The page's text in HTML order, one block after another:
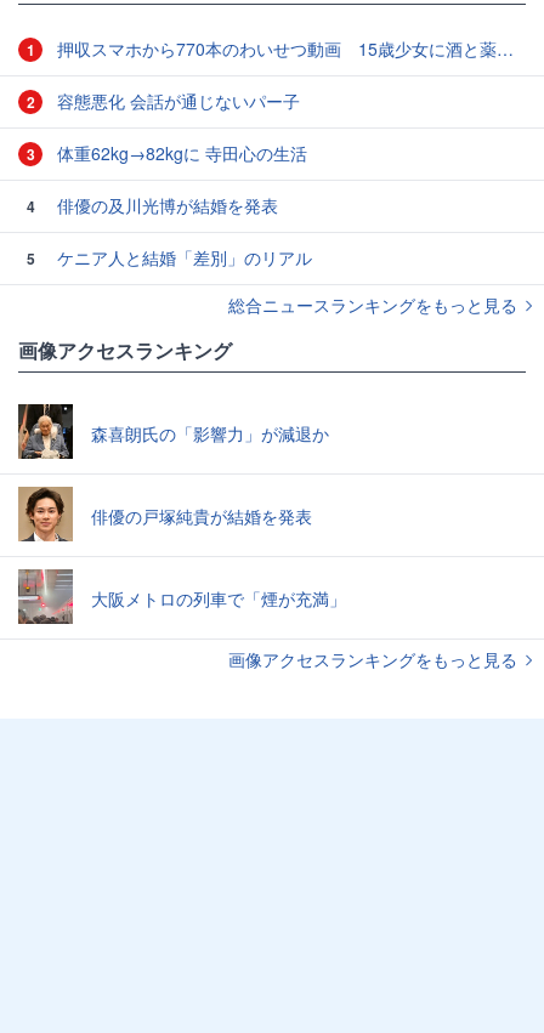
1 押収スマホから770本のわいせつ動画 15歳少女に酒と薬飲ませ性的暴行か 54歳男を再逮捕 「薬もありますよ」とSNSで誘い出し
2 容態悪化 会話が通じないパー子
3 体重62kg→82kgに 寺田心の生活
4 俳優の及川光博が結婚を発表
5
ケニア人と結婚「差別」のリアル
総合ニュースランキングをもっと見る
画像アクセスランキング
森喜朗氏の「影響力」が減退か
俳優の戸塚純貴が結婚を発表
大阪メトロの列車で「煙が充満」
画像アクセスランキングをもっと見る